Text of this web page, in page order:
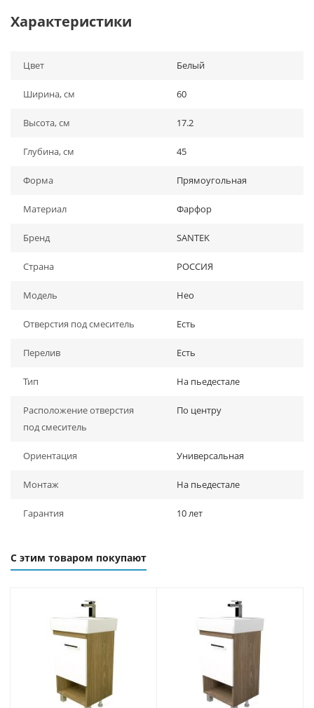
Характеристики
Цвет Белый
Ширина, см 60
Высота, см 17.2
Глубина, см 45
Форма Прямоугольная
Материал Фарфор
Бренд SANTEK
Страна РОССИЯ
Модель Нео
Отверстия под смеситель Есть
Перелив Есть
Тип На пьедестале
Расположение отверстия
под смеситель
По центру
Ориентация Универсальная
Монтаж На пьедестале
Гарантия 10 лет
С этим товаром покупают